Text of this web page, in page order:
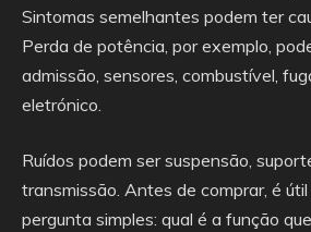
Sintomas semelhantes podem ter
Perda de potência, por exemplo,
admissão, sensores, combustível,
eletrónico.
Ruídos podem ser suspensão,
transmissão. Antes de comprar, é
pergunta simples: qual é a função